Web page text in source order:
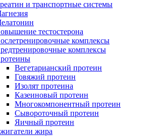
и транспортные системы
тестостерона
комплексы
комплексы
Вегетарианский протеин
Говяжий протеин
Изолят протеина
Казеиновый протеин
Многокомпонентный протеин
Сывороточный протеин
Яичный протеин
жира